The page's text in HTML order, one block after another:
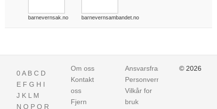
barnevernsak.no barnevernsambandet.no
0A B C D
E F G H I
J K L M
N O P Q R
Om oss
Kontakt
oss
Fjern
Ansvarsfraskrivelse
Personvern
Vilkår for
bruk
© 2026